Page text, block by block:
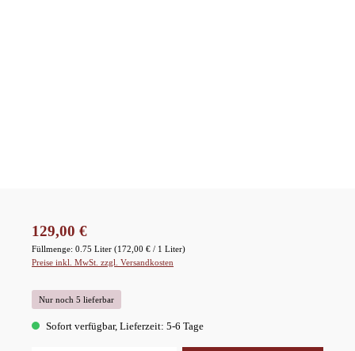
Regulärer Preis:
129,00 €
Füllmenge: 0.75 Liter (172,00 € / 1 Liter)
Preise inkl. MwSt. zzgl. Versandkosten
Nur noch 5 lieferbar
Sofort verfügbar, Lieferzeit: 5-6 Tage